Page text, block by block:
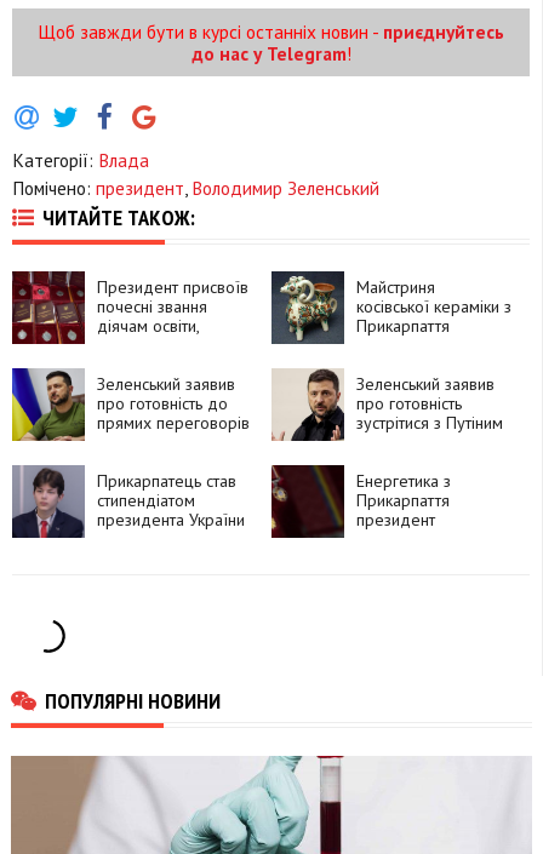
Щоб завжди бути в курсі останніх новин - приєднуйтесь
до нас у Telegram!
Категорії: Влада
Помічено: президент Володимир Зеленський
ЧИТАЙТЕ ТАКОЖ:
Президент присвоїв
почесні звання
діячам освіти,
Прикарпаття
Майстриня
косівської кераміки з
Прикарпаття
Президента
Зеленський заявив
про готовність до
прямих переговорів
Зеленський заявив
про готовність
зустрітися з Путіним
Прикарпатець став
стипендіатом
президента України
Енергетика з
Прикарпаття
президент
ПОПУЛЯРНІ НОВИНИ